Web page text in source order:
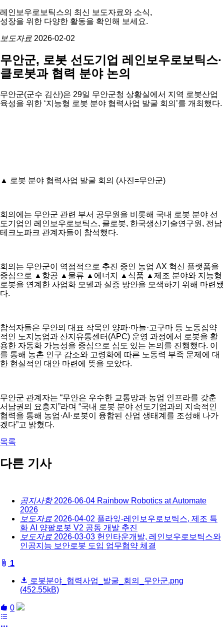
레인보우로보틱스의 최신 보도자료와 소식,
성장을 위한 다양한 활동을 확인해 보세요.
보도자료 2026-02-02
무안군, 로봇 선도기업 레인보우로보틱스·
클로봇과 협력 분야 논의
무안군(군수 김산)은 29일 무안군청 상황실에서 지역 로봇산업
육성을 위한 ‘지능형 로봇 분야 협력사업 발굴 회의’를 개최했다.
▲ 로봇 분야 협력사업 발굴 회의 (사진=무안군)
회의에는 무안군 관련 부서 공무원을 비롯해 국내 로봇 분야 선
도기업인 레인보우로보틱스, 클로봇, 한국생산기술연구원, 전남
테크노파크 관계자들이 참석했다.
회의는 무안군이 역점적으로 추진 중인 농업 AX 혁신 플랫폼을
중심으로 ▲항공 ▲물류 ▲에너지 ▲식품 ▲제조 분야와 지능형
로봇을 연계한 사업화 모델과 실증 방안을 모색하기 위해 마련됐
다.
참석자들은 무안의 대표 작목인 양파·마늘·고구마 등 노동집약
적인 노지농업과 산지유통센터(APC) 운영 과정에서 로봇을 활
용한 자동화 가능성을 중심으로 심도 있는 논의를 진행했다. 이
를 통해 농촌 인구 감소와 고령화에 따른 노동력 부족 문제에 대
한 현실적인 대안 마련에 뜻을 모았다.
무안군 관계자는 “무안은 우수한 교통망과 농업 인프라를 갖춘
서남권의 요충지”라며 “국내 로봇 분야 선도기업과의 지속적인
협력을 통해 농업·AI·로봇이 융합된 산업 생태계를 조성해 나가
겠다”고 밝혔다.
목록
다른 기사
공지사항 2026-06-04 Rainbow Robotics at Automate
2026
보도자료 2026-04-02 플라잎-레인보우로보틱스, 제조 특
화 AI 양팔로봇 V2 공동 개발 추진
보도자료 2026-03-03 헌인타운개발, 레인보우로보틱스와
인공지능 보안로봇 도입 업무협약 체결
board::fileAttachedList
1
로봇분야_협력사업_발굴_회의_무안군.png
(452.55kB)
board::like
0
share